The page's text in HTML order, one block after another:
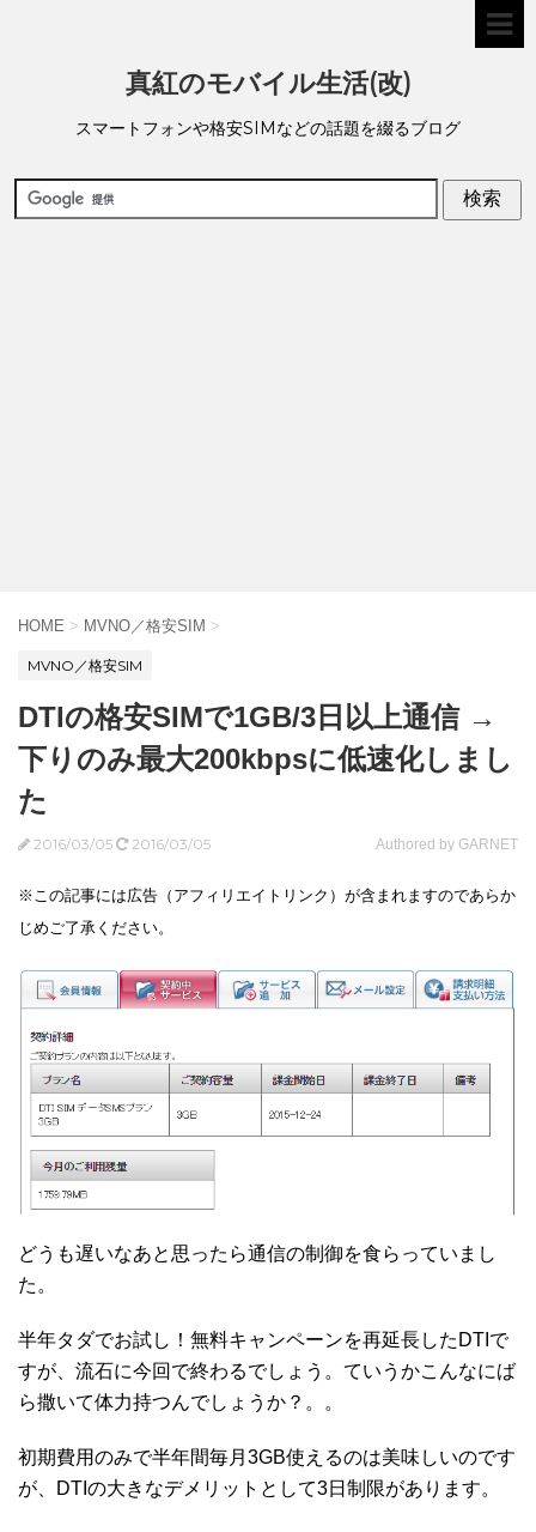
真紅のモバイル生活(改)
スマートフォンや格安SIMなどの話題を綴るブログ
HOME > MVNO／格安SIM >
MVNO／格安SIM
DTIの格安SIMで1GB/3日以上通信 →
下りのみ最大200kbpsに低速化しまし
た
2016/03/05 2016/03/05 Authored by GARNET
※この記事には広告（アフィリエイトリンク）が含まれますのであらか
じめご了承ください。
どうも遅いなあと思ったら通信の制御を食らっていまし
た。
半年タダでお試し！無料キャンペーンを再延長したDTIで
すが、流石に今回で終わるでしょう。ていうかこんなにば
ら撒いて体力持つんでしょうか？。。
初期費用のみで半年間毎月3GB使えるのは美味しいのです
が、DTIの大きなデメリットとして3日制限があります。